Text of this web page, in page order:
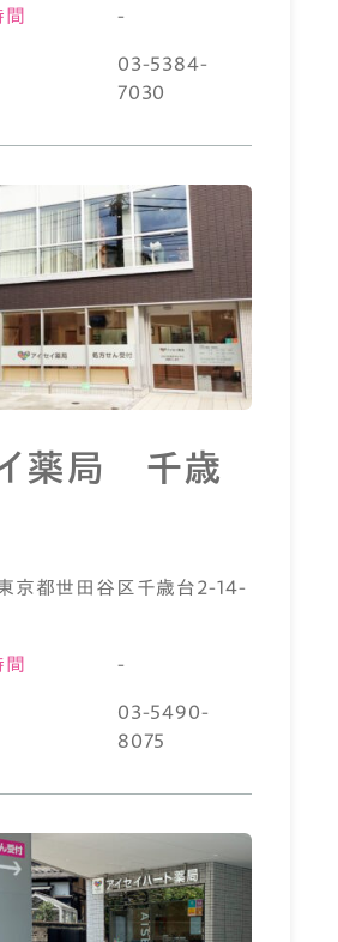
-
03-5384-
7030
薬局 千歳
京都世田谷区千歳台2-14-
-
03-5490-
8075